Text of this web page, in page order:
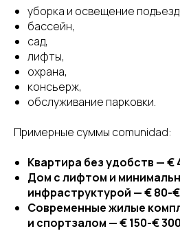
уборка и освещение
бассейн,
сад,
лифты,
охрана,
консьерж,
обслуживание парковки.
Примерные суммы comunidad:
Квартира без удобств —
Дом с лифтом и
инфраструктурой — € 80-
Современные жилые
и спортзалом — € 150-€